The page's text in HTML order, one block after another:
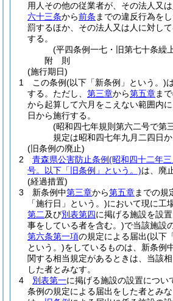
用人その他の従業者が、その法人又は
六十三条から前条 までの違反行為を
罰するほか、その法人又は人に対し
する。
(平四条例一七・旧第七十条繰
附 則
(施行期日)
1
この条例(以下「新条例」という。)
する。 ただし、 第三章から第五章ま
から起算して六月をこえない範囲内
日から施行する。
(昭和四七年規則第六二号で第
規定は昭和四七年九月二四日
(旧条例の廃止)
2
青森県公害防止条例(昭和四十二年
号。以下「旧条例」という。)は、廃
(経過措置)
3
新条例中第三章から第五章までの規
「施行日」という。)において現に工
第二及び別表第四に掲げる施設を設
事をしている者を含む。)で当該施設
第六条第一項の規定による届出(以下
という。)をしているものは、新条例
関する相当規定があるときは、当該
した者とみなす。
4
別表第一に掲げる施設の設置につい
条例の規定による届出をした者とみ